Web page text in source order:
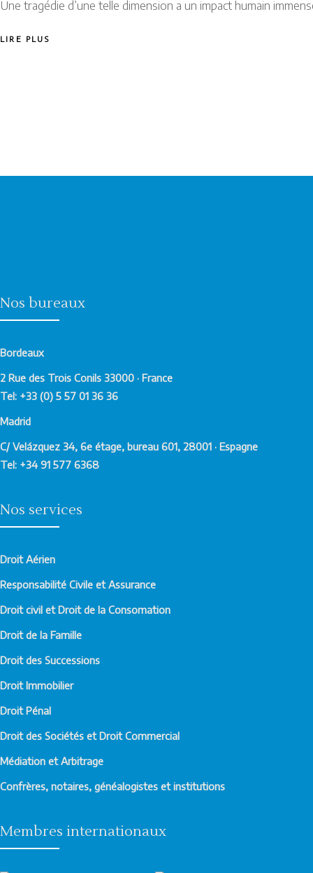
Une tragédie d’une telle dimension a un impact humain
LIRE PLUS
Nos bureaux
Bordeaux
2 Rue des Trois Conils 33000 · France
Tel: +33 (0) 5 57 01 36 36
Madrid
C/ Velázquez 34, 6e étage, bureau 601, 28001 · Espagne
Tel: +34 91 577 6368
Nos services
Droit Aérien
Responsabilité Civile et Assurance
Droit civil et Droit de la Consomation
Droit de la Famille
Droit des Successions
Droit Immobilier
Droit Pénal
Droit des Sociétés et Droit Commercial
Médiation et Arbitrage
Confrères, notaires, généalogistes et institutions
Membres internationaux